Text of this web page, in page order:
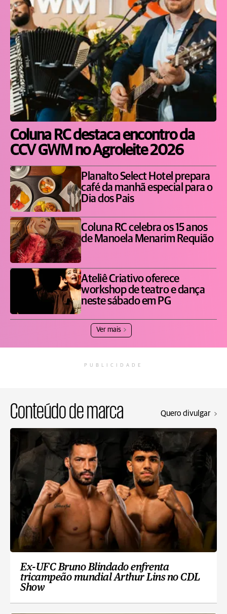
Coluna RC destaca encontro da
CCV GWM no Agroleite 2026
Planalto Select Hotel prepara
café da manhã especial para o
Dia dos Pais
Coluna RC celebra os 15 anos
de Manoela Menarim Requião
Ateliê Criativo oferece
workshop de teatro e dança
neste sábado em PG
Ver mais
PUBLICIDADE
Conteúdo de marca Quero divulgar
Ex-UFC Bruno Blindado enfrenta
tricampeão mundial Arthur Lins no CDL
Show